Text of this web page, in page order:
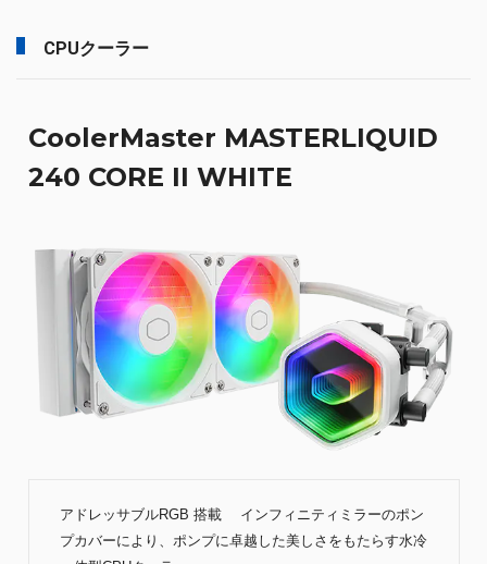
CPUクーラー
CoolerMaster MASTERLIQUID
240 CORE II WHITE
アドレッサブルRGB 搭載 インフィニティミラーのポン
プカバーにより、ポンプに卓越した美しさをもたらす水冷